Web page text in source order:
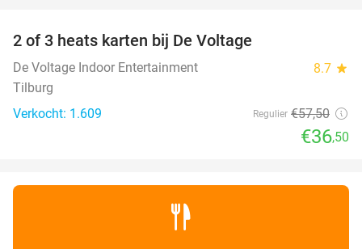
2 of 3 heats karten bij De Voltage
De Voltage Indoor Entertainment 8.7 star
Tilburg
Verkocht: 1.609
Regulier €57,50
€36,50